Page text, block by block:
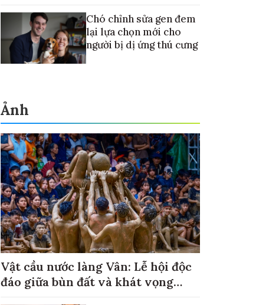
Chó chỉnh sửa gen đem
lại lựa chọn mới cho
người bị dị ứng thú cưng
Ảnh
Vật cầu nước làng Vân: Lễ hội độc
đáo giữa bùn đất và khát vọng